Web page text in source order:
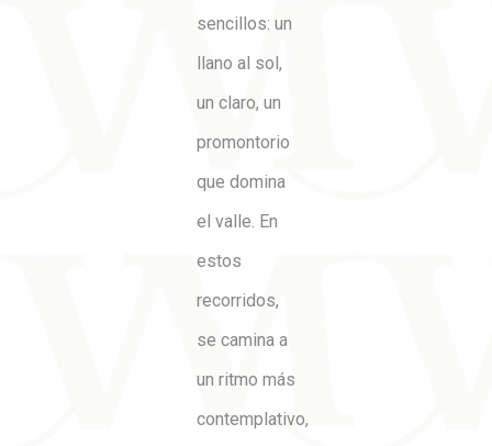
sencillos: un
llano al sol,
un claro, un
promontorio
que domina
el valle. En
estos
recorridos,
se camina a
un ritmo más
contemplativo,